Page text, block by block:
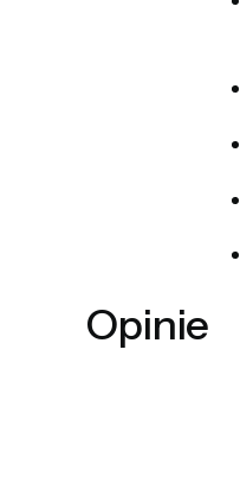
Opinie